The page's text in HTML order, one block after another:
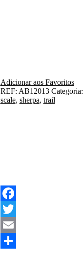
Adicionar aos Favoritos
REF: AB12013 Categoria:
scale, sherpa, trail
Facebook
Twitter
Email